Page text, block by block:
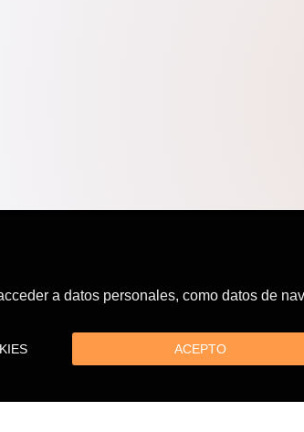
a datos personales, como datos de
ACEPTO